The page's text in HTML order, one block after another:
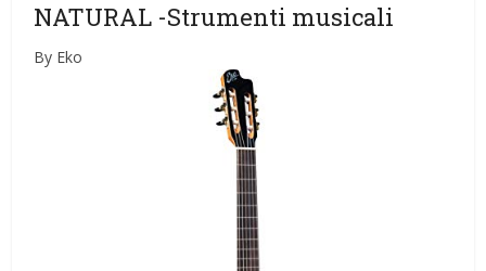
NATURAL -Strumenti musicali
By Eko